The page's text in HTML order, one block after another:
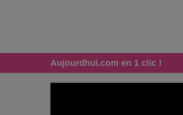
Aujourdhui.com en 1 clic !